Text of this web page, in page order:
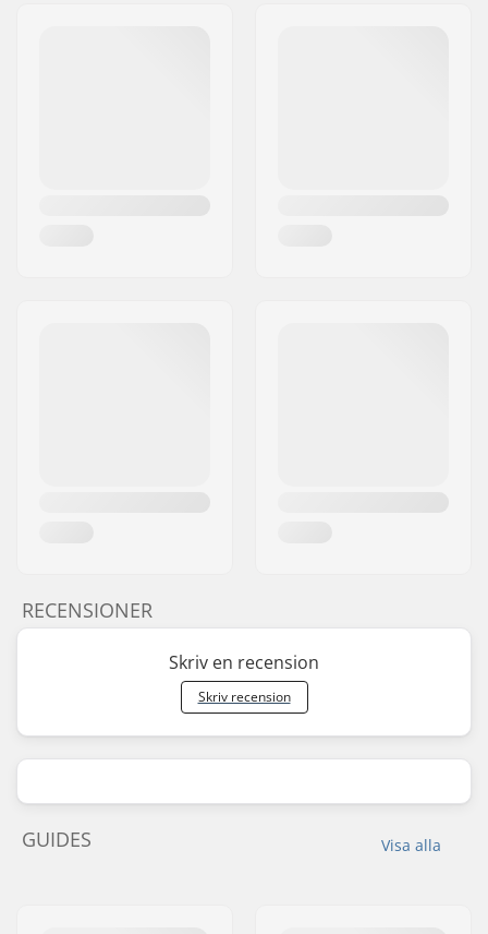
RECENSIONER
Skriv en recension
Skriv recension
Visa alla
GUIDES